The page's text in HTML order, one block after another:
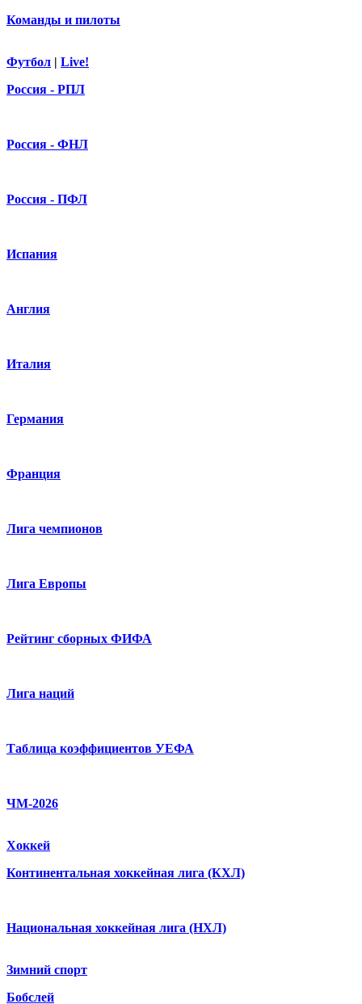
Команды и пилоты
Футбол | Live!
Россия - РПЛ
Россия - ФНЛ
Россия - ПФЛ
Испания
Англия
Италия
Германия
Франция
Лига чемпионов
Лига Европы
Рейтинг сборных ФИФА
Лига наций
Таблица коэффициентов УЕФА
ЧМ-2026
Хоккей
Континентальная хоккейная лига (КХЛ)
Национальная хоккейная лига (НХЛ)
Зимний спорт
Бобслей